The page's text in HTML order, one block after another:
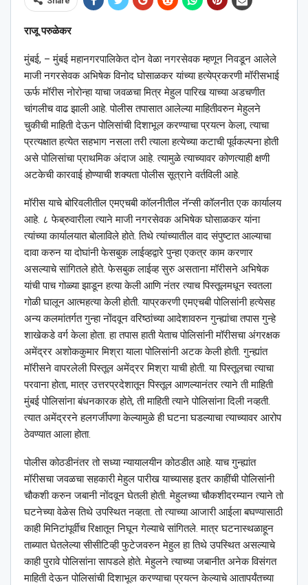
राजू परुळेकर
मुंबई, – मुंबई महानगरपालिकेत दोन वेळा नगरसेवक म्हणून निवडून आलेले
माजी नगरसेवक अभिषेक विनोद घोसाळकर यांच्या हत्येप्रकरणी मॉरीसभाई
ऊर्फ मॉरीस नोरोन्हा याचा जवळचा मित्र मेहुल पारिख याच्या अडचणीत
चांगलीच वाढ झाली आहे. पोलीस तपासात आलेल्या माहितीवरुन मेहुलने
चुकीची माहिती देऊन पोलिसांची दिशाभूल करण्याचा प्रयत्न केला, त्याचा
प्रत्यक्षात हत्येत सहभाग नसला तरी त्याला हत्येच्या कटाची पूर्वकल्पना होती
असे पोलिसांचा प्राथमिक अंदाज आहे. त्यामुळे त्याच्यावर कोणत्याही क्षणी
अटकेची कारवाई होण्याची शक्यता पोलीस सूत्राने वर्तविली आहे.
मॉरीस याचे बोरिवलीतील एमएचबी कॉलनीतील नॅन्सी कॉलनीत एक कार्यालय
आहे. ८ फेब्रुवारीला त्याने माजी नगरसेवक अभिषेक घोसाळकर यांना
त्यांच्या कार्यालयात बोलाविले होते. तिथे त्यांच्यातील वाद संपुष्टात आल्याचा
दावा करुन या दोघांनी फेसबुक लाईव्हद्वारे पुन्हा एकत्र काम करणार
असल्याचे सांगितले होते. फेसबुक लाईव्ह सुरु असताना मॉरीसने अभिषेक
यांची पाच गोळ्या झाडून हत्या केली आणि नंतर त्याच पिस्तूलमधून स्वतला
गोळी घालून आत्महत्या केली होती. याप्रकरणी एमएचबी पोलिसांनी हत्येसह
अन्य कलमांतर्गत गुन्हा नोंदवून वरिष्ठांच्या आदेशावरुन गुन्ह्यांचा तपास गुन्हे
शाखेकडे वर्ग केला होता. हा तपास हाती येताच पोलिसांनी मॉरीसचा अंगरक्षक
अमेंद्रर अशोककुमार मिश्रा याला पोलिसांनी अटक केली होती. गुन्ह्यांत
मॉरीसने वापरलेली पिस्तूल अमेंद्रर मिश्रा याची होती. या पिस्तूलचा त्याचा
परवाना होता, मात्र उत्तरप्रदेशातून पिस्तूल आणल्यानंतर त्याने ती माहिती
मुंबई पोलिसांना बंधनकारक होते, ती माहिती त्याने पोलिसांना दिली नव्हती.
त्यात अमेंद्ररने हलगर्जीपणा केल्यामुळे ही घटना घडल्याचा त्याच्यावर आरोप
ठेवण्यात आला होता.
पोलीस कोठडीनंतर तो सध्या न्यायालयीन कोठडीत आहे. याच गुन्ह्यांत
मॉरीसचा जवळचा सहकारी मेहुल पारीख याच्यासह इतर काहींची पोलिसांनी
चौकशी करुन जबानी नोंदवून घेतली होती. मेहुलच्या चौकशीदरम्यान त्याने तो
घटनेच्या वेळेस तिथे उपस्थित नव्हता. तो त्याच्या आजारी आईला बघण्यासाठी
काही मिनिटांपूर्वीच रिक्षातून निघून गेल्याचे सांगितले. मात्र घटनास्थळाहून
ताब्यात घेतलेल्या सीसीटिव्ही फुटेजवरुन मेहुल हा तिथे उपस्थित असल्याचे
काही पुरावे पोलिसांना सापडले होते. मेहुलने त्याच्या जबानीत अनेक विसंगत
माहिती देऊन पोलिसांची दिशाभूल करण्याचा प्रयत्न केल्याचे आतापर्यंतच्या